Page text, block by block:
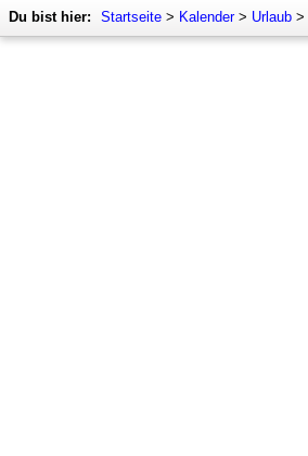
Du bist hier: Startseite > Kalender> Urlaub >